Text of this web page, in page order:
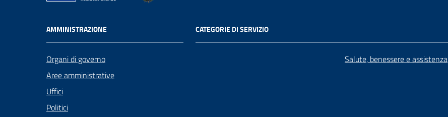
AMMINISTRAZIONE
Organi di governo
Aree amministrative
Uffici
Politici
CATEGORIE DI SERVIZIO
Salute, benessere e assistenza